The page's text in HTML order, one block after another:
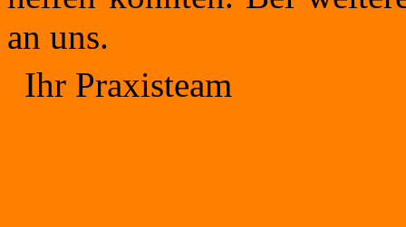
an uns.
Ihr Praxisteam